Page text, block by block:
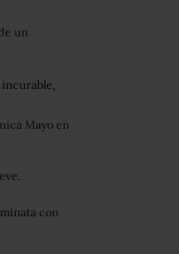
un
Mayo en
con